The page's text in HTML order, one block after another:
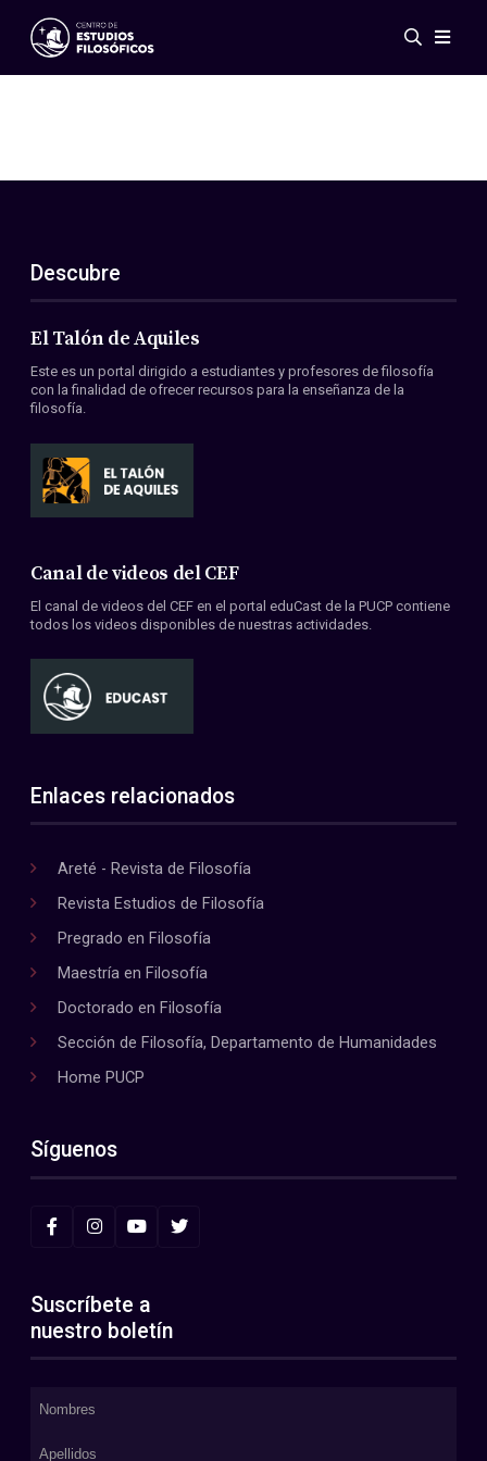
Eventos
ES
EN
Acerca de nosotros
Miembros
Convenios
Descubre
El Talón de Aquiles
Este es un portal dirigido a estudiantes y profesores de filosofía
con la finalidad de ofrecer recursos para la enseñanza de la
filosofía.
Canal de videos del CEF
El canal de videos del CEF en el portal eduCast de la PUCP contiene
todos los videos disponibles de nuestras actividades.
Enlaces relacionados
Areté - Revista de Filosofía
Revista Estudios de Filosofía
Pregrado en Filosofía
Maestría en Filosofía
Doctorado en Filosofía
Sección de Filosofía, Departamento de Humanidades
Home PUCP
Síguenos
Suscríbete a
nuestro boletín